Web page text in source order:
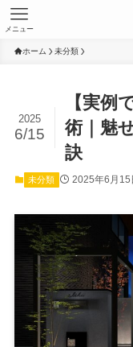
メニュー
ホーム 未分類
【実例
術｜魅
訣
2025
6/15
未分類 2025年6月15